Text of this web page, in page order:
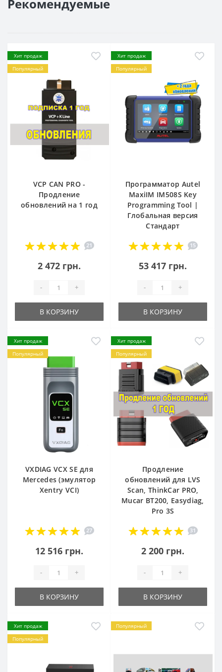
Рекомендуемые
Хит продаж
Популярный
VCP CAN PRO -
Продление
обновлений на 1 год
21
2 472 грн.
- +
В КОРЗИНУ
Хит продаж
Популярный
Программатор Autel
MaxiIM IM508S Key
Programming Tool |
Глобальная версия
Стандарт
15
53 417 грн.
- +
В КОРЗИНУ
Хит продаж
Популярный
VXDIAG VCX SE для
Mercedes (эмулятор
Xentry VCI)
27
12 516 грн.
- +
В КОРЗИНУ
Хит продаж
Популярный
Продление
обновлений для LVS
Scan, ThinkCar PRO,
Mucar BT200, Easydiag,
Pro 3S
31
2 200 грн.
- +
В КОРЗИНУ
Хит продаж
Популярный
Популярный